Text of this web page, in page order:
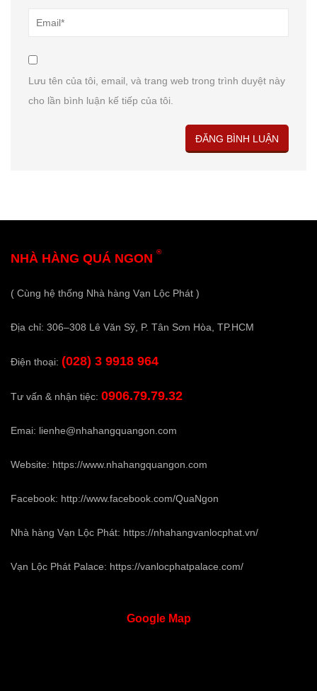
Lưu tên của tôi, email, và trang web trong trình duyệt này
cho lần bình luận kế tiếp của tôi.
NHÀ HÀNG QUÁ NGON ®
( Cùng hệ thống Nhà hàng Vạn Lộc Phát )
Địa chỉ: 306–308 Lê Văn Sỹ, P. Tân Sơn Hòa, TP.HCM
Điện thoại: (028) 3 9918 964
Tư vấn & nhận tiệc: 0906.79.79.32
Emai: lienhe@nhahangquangon.com
Website: https://www.nhahangquangon.com
Facebook: http://www.facebook.com/QuaNgon
Nhà hàng Vạn Lộc Phát: https://nhahangvanlocphat.vn/
Vạn Lộc Phát Palace: https://vanlocphatpalace.com/
GoogleMap